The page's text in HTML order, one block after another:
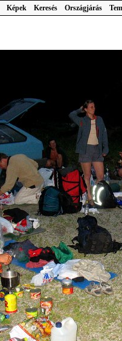
Képek Keresés Országjárás